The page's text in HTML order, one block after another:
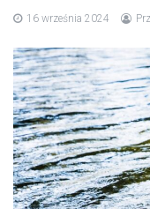
16 września 2024